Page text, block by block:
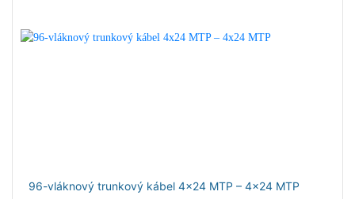
96-vláknový trunkový kábel 4x24 MTP – 4x24 MTP